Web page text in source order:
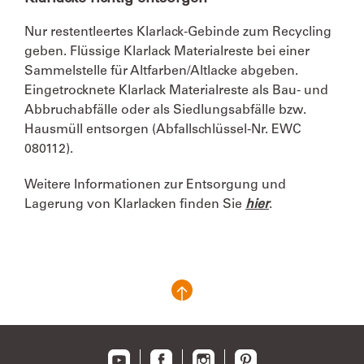
Nur restentleertes Klarlack-Gebinde zum Recycling
geben. Flüssige Klarlack Materialreste bei einer
Sammelstelle für Altfarben/Altlacke abgeben.
Eingetrocknete Klarlack Materialreste als Bau- und
Abbruchabfälle oder als Siedlungsabfälle bzw.
Hausmüll entsorgen (Abfallschlüssel-Nr. EWC
080112).
Weitere Informationen zur Entsorgung und
Lagerung von Klarlacken finden Sie hier.